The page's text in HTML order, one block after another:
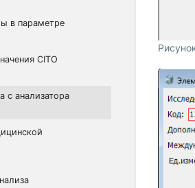
в параметре
CITO
с анализатора